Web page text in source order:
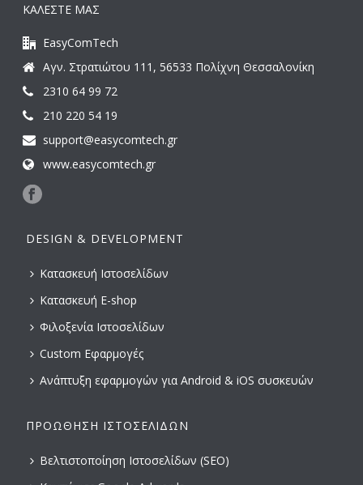
ΚΑΛΕΣΤΕ ΜΑΣ
EasyComTech
Αγν. Στρατιώτου 111, 56533 Πολίχνη Θεσσαλονίκη
2310 64 99 72
210 220 54 19
support@easycomtech.gr
www.easycomtech.gr
DESIGN & DEVELOPMENT
Κατασκευή Ιστοσελίδων
Κατασκευή E-shop
Φιλοξενία Ιστοσελίδων
Custom Εφαρμογές
Ανάπτυξη εφαρμογών για Android & iOS συσκευών
ΠΡΟΏΘΗΣΗ ΙΣΤΟΣΕΛΊΔΩΝ
Βελτιστοποίηση Ιστοσελίδων (SEO)